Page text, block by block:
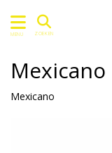
MENU ZOEKEN
Mexicano
Mexicano